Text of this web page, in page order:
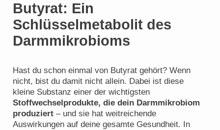
Butyrat: Ein
Schlüsselmetabolit des
Darmmikrobioms
Hast du schon einmal von Butyrat gehört? Wenn
nicht, bist du damit nicht allein. Dabei ist diese
kleine Substanz einer der wichtigsten
Stoffwechselprodukte, die dein Darmmikrobiom
produziert – und sie hat weitreichende
Auswirkungen auf deine gesamte Gesundheit. In